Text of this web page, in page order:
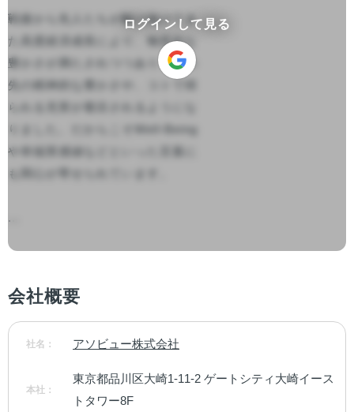
戦後から先⼈たちが駆け抜けてき
た⾼度経済成⻑により、物質的な
豊かさが満たされつつあり、その
先の精神的な豊かさや、コトで得
られる充実が着⽬されるようにな
りました。だからこそWell-Being
や幸福実感値などといった⾔葉に
も関⼼が寄せられています。
...
ログインして見る
会社概要
社名： アソビュー株式会社
本社：
東京都品川区大崎1-11-2 ゲートシティ大崎イース
トタワー8F